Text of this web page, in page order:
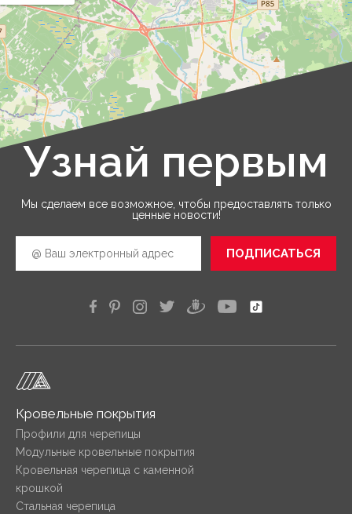
Узнай первым
Мы сделаем все возможное, чтобы предоставлять только
ценные новости!
ПОДПИСАТЬСЯ
Кровельные покрытия
Профили для черепицы
Модульные кровельные покрытия
Кровельная черепица с каменной
крошкой
Стальная черепица